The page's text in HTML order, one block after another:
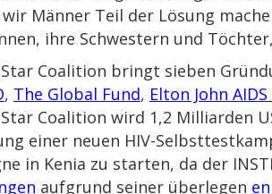
wir Männer Teil der Lösung
ihre Schwestern und
Coalition bringt sieben
, The Global Fund, Elton John
Coalition wird 1,2 Milliarden
einer neuen HIV-
in Kenia zu starten, da der
aufgrund seiner überlegen